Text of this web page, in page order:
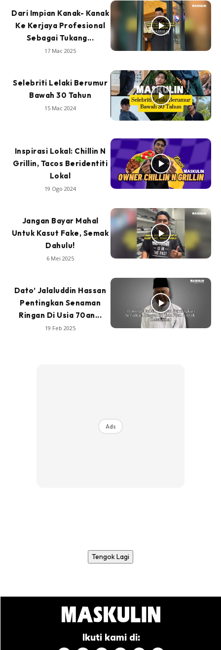
Dari Impian Kanak- Kanak
Ke Kerjaya Profesional
Sebagai Tukang...
17 Mac 2025
Selebriti Lelaki Berumur
Bawah 30 Tahun
15 Mac 2024
Inspirasi Lokal: Chillin N
Grillin, Tacos Beridentiti
Lokal
19 Ogo 2024
Jangan Bayar Mahal
Untuk Kasut Fake, Semak
Dahulu!
6 Mei 2025
Dato’ Jalaluddin Hassan
Pentingkan Senaman
Ringan Di Usia 70an...
19 Feb 2025
Ads
Tengok Lagi
Ikuti kami di: